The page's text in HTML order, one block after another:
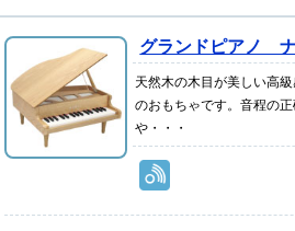
グランドピアノ
天然木の木目が美しい高
のおもちゃです。音程の
や・・・